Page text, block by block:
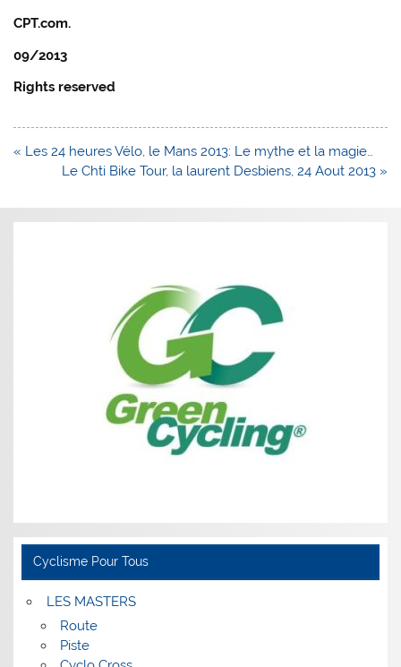
CPT.com.
09/2013
Rights reserved
Navigation
« Les 24 heures Vélo, le Mans 2013: Le mythe et la magie…
Le Chti Bike Tour, la laurent Desbiens, 24 Aout 2013 »
Cyclisme Pour Tous
LES MASTERS
Route
Piste